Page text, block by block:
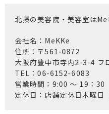
北摂の美容院・美容室は
会社名：MeKKe
住所：〒561-0872
大阪府豊中市寺内2-3-4 フ
TEL：06-6152-6083
営業時間：9:00 〜 19：30
定休日：店舗定休日木曜日